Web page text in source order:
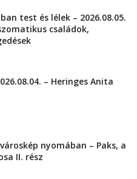
test és lélek – 2026.08.05.
családok,
– Heringes Anita
nyomában – Paks, a
II. rész